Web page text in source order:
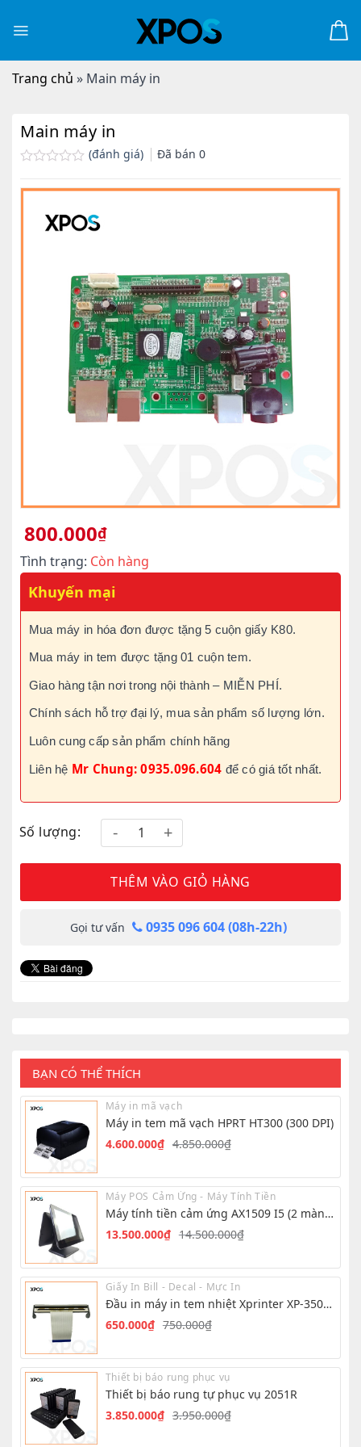
Trang chủ » Main máy in
Main máy in
xếp
(đánh giá) Đã bán 0
800.000₫
Tình trạng: Còn hàng
Khuyến mại
Mua máy in hóa đơn được tặng 5 cuộn giấy K80.
Mua máy in tem được tặng 01 cuộn tem.
Giao hàng tận nơi trong nội thành – MIỄN PHÍ.
Chính sách hỗ trợ đại lý, mua sản phẩm số lượng lớn.
Luôn cung cấp sản phẩm chính hãng
Liên hệ Mr Chung: 0935.096.604 để có giá tốt nhất.
Số lượng:
THÊM VÀO GIỎ HÀNG
Gọi tư vấn 0935 096 604 (08h-22h)
BẠN CÓ THỂ THÍCH
Máy in mã vạch
Máy in tem mã vạch HPRT HT300 (300 DPI)
4.850.000₫
Giá
là:
4.850.000₫.
4.600.000₫
Giá
tại
là:
4.600.000₫.
Máy POS Cảm Ứng - Máy Tính Tiền
Máy tính tiền cảm ứng AX1509 I5 (2 màn
hình)
14.500.000₫
Giá
là:
14.500.000₫.
13.500.000₫
Giá
tại
là:
13.500.000₫.
Giấy In Bill - Decal - Mực In
Đầu in máy in tem nhiệt Xprinter XP-350B/
XP-350BM 750.000₫
Giá
là:
750.000₫.
650.000₫
Giá
tại
là:
Thiết bị báo rung phục vụ
Thiết bị báo rung tự phục vụ 2051R
3.950.000₫
Giá
3.850.000₫
Giá